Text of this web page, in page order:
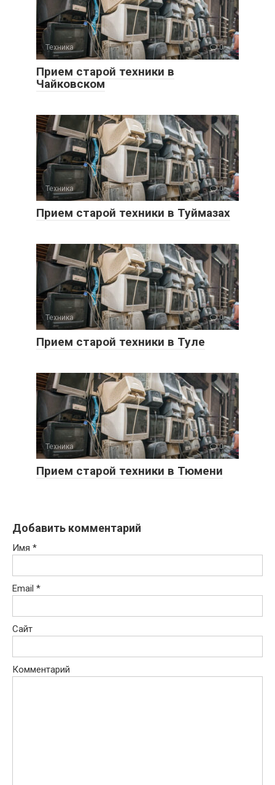
Техника 0
Прием старой техники в
Чайковском
Техника 0
Прием старой техники в Туймазах
Техника 0
Прием старой техники в Туле
Техника 0
Прием старой техники в Тюмени
Добавить комментарий
Имя *
Email *
Сайт
Комментарий